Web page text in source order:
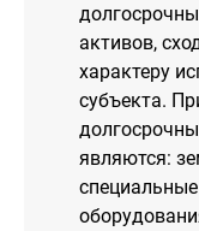
активов,
характеру
субъекта.
являются: